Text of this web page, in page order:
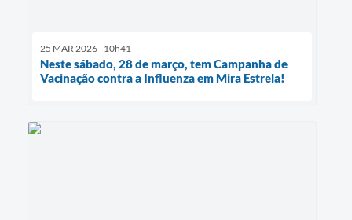
25 MAR 2026 - 10h41
Neste sábado, 28 de março, tem Campanha de
Vacinação contra a Influenza em Mira Estrela!